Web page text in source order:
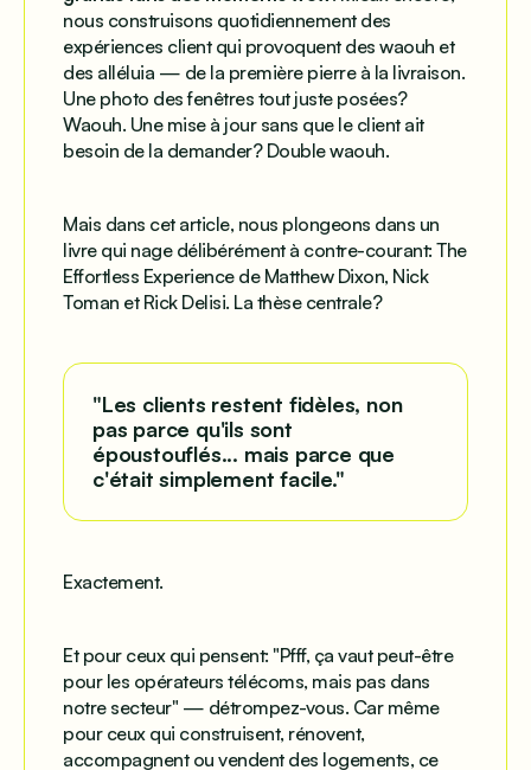
nous construisons quotidiennement des
expériences client qui provoquent des waouh et
des alléluia — de la première pierre à la livraison.
Une photo des fenêtres tout juste posées?
Waouh. Une mise à jour sans que le client ait
besoin de la demander? Double waouh.
Mais dans cet article, nous plongeons dans un
livre qui nage délibérémentà contre-courant: The
Effortless Experiencede Matthew Dixon, Nick
Toman et Rick Delisi. La thèse centrale?
"Les clients restent fidèles, non
pas parce qu'ils sont
époustouflés... mais parce que
c'était simplement facile."
Exactement.
Et pour ceux qui pensent: "Pfff, ça vaut peut-être
pour les opérateurs télécoms, mais pas dans
notre secteur" — détrompez-vous. Car même
pour ceux qui construisent, rénovent,
accompagnent ou vendent des logements, ce